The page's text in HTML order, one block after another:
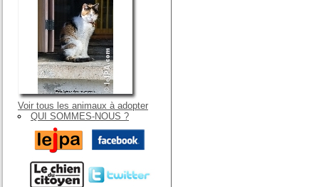
Voir tous les animaux à adopter
QUI SOMMES-NOUS ?